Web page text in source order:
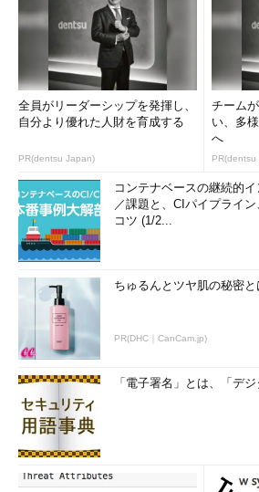
全員がリーダーシップを発揮し、
自分より優れた人財を育成する
PR(dentsu Japan)
チーム
い、多
へ
PR(dentsu
コンテナベースの継続的
／課題と、CIパイプライ
コツ (1/2...
ちゅるんとツヤ肌の秘密と
PR(DHC｜CanCam.jp)
「電子署名」とは、「デ